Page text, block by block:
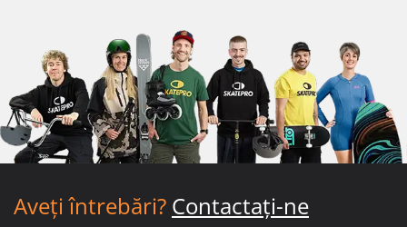
Aveți întrebări? Contactați-ne